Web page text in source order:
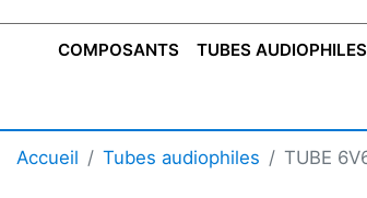
COMPOSANTS
BONTONS
AXE 4MM
BONTONS
COFFRET
POUR
TUBES AUDIOPHILES
TRANSFORMATEUR DE SORTIE DE
CLASSE "A" SINGLE
AMPLI MONO AMPLI STÉRÉO
AMPLIFICATEURS LECTEURS CD
SUPRAVOX FERTIN
Accueil Tubes audiophiles TUBE